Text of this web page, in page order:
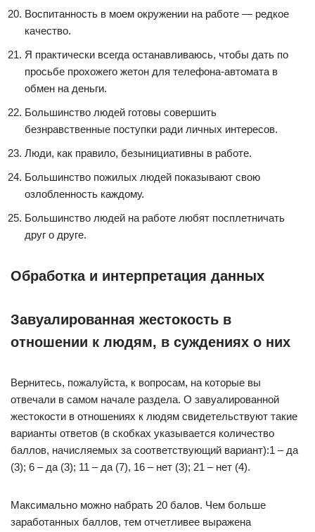
Воспитанность в моем окружении на работе — редкое
качество.
Я практически всегда останавливаюсь, чтобы дать по
просьбе прохожего жетон для телефона-автомата в
обмен на деньги.
Большинство людей готовы совершить
безнравственные поступки ради личных интересов.
Люди, как правило, безынициативны в работе.
Большинство пожилых людей показывают свою
озлобленность каждому.
Большинство людей на работе любят посплетничать
друг о друге.
Обработка и интерпретация данных
Завуалированная жестокость в
отношении к людям, в суждениях о них
Вернитесь, пожалуйста, к вопросам, на которые вы
отвечали в самом начале раздела. О завуалированной
жестокости в отношениях к людям свидетельствуют такие
варианты ответов (в скобках указывается количество
баллов, начисляемых за соответствующий вариант):1 – да
(3); 6 – да (3); 11 – да (7), 16 – нет (3); 21 – нет (4).
Максимально можно набрать 20 балов. Чем больше
заработанных баллов, тем отчетливее выражена